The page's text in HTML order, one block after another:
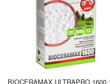
BIOCERAMAX ULTRAPRO 1600